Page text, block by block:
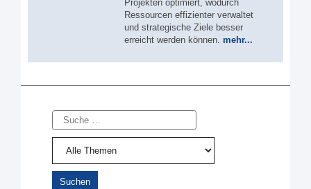
Projekten optimiert, wodurch
Ressourcen effizienter verwaltet
und strategische Ziele besser
erreicht werden können. mehr...
Suche